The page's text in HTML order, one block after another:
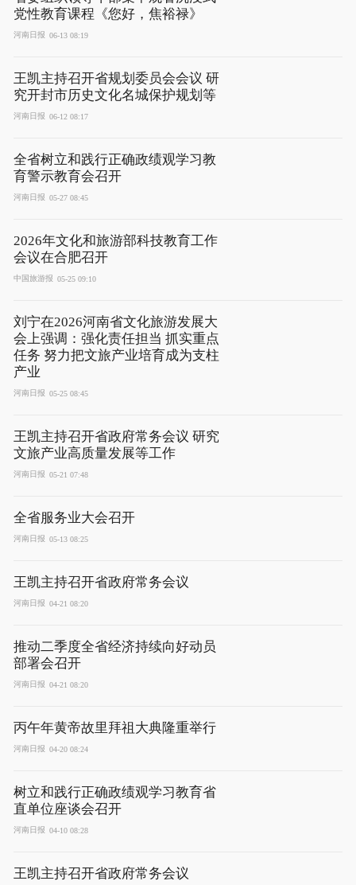
党性教育课程《您好，焦裕禄》
河南日报 06-13 08:19
王凯主持召开省规划委员会会议 研
究开封市历史文化名城保护规划等
河南日报 06-12 08:17
全省树立和践行正确政绩观学习教
育警示教育会召开
河南日报 05-27 08:45
2026年文化和旅游部科技教育工作
会议在合肥召开
中国旅游报 05-25 09:10
刘宁在2026河南省文化旅游发展大
会上强调：强化责任担当 抓实重点
任务 努力把文旅产业培育成为支柱
产业
河南日报 05-25 08:45
王凯主持召开省政府常务会议 研究
文旅产业高质量发展等工作
河南日报 05-21 07:48
全省服务业大会召开
河南日报 05-13 08:25
王凯主持召开省政府常务会议
河南日报 04-21 08:20
推动二季度全省经济持续向好动员
部署会召开
河南日报 04-21 08:20
丙午年黄帝故里拜祖大典隆重举行
河南日报 04-20 08:24
树立和践行正确政绩观学习教育省
直单位座谈会召开
河南日报 04-10 08:28
王凯主持召开省政府常务会议